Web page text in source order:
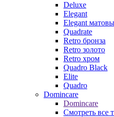
Deluxe
Elegant
Elegant
Quadrate
Retro бронза
Retro золото
Retro хром
Quadro Black
Elite
Quadro
Domincare
Domincare
Смотреть все